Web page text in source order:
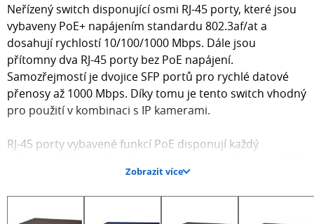
Neřízený switch disponující osmi RJ-45 porty, které jsou
vybaveny PoE+ napájením standardu 802.3af/at a
dosahují rychlostí 10/100/1000 Mbps. Dále jsou
přítomny dva RJ-45 porty bez PoE napájení.
Samozřejmostí je dvojice SFP portů pro rychlé datové
přenosy až 1000 Mbps. Díky tomu je tento switch vhodný
pro použití v kombinaci s IP kamerami.
RJ-45 porty vybavené funkcí PoE disponují každý
Mezi další výhody zajisté patří přepínací kapacita switche
24 Gbps, která není blokovaná.
Zobrazit více